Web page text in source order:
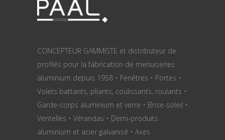
CONCEPTEUR GAMMISTE et distributeur de
profilés pour la fabrication de menuiseries
aluminium depuis 1958 • Fenêtres • Portes •
Volets battants, pliants, coulissants, roulants •
Garde-corps aluminium et verre • Brise-soleil •
Ventelles • Vérandas • Demi-produits
aluminium et acier galvanisé • Axes